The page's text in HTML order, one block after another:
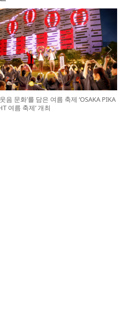
음 문화’를 담은 여름 축제 ‘OSAKA PIKA
여름 축제’ 개최